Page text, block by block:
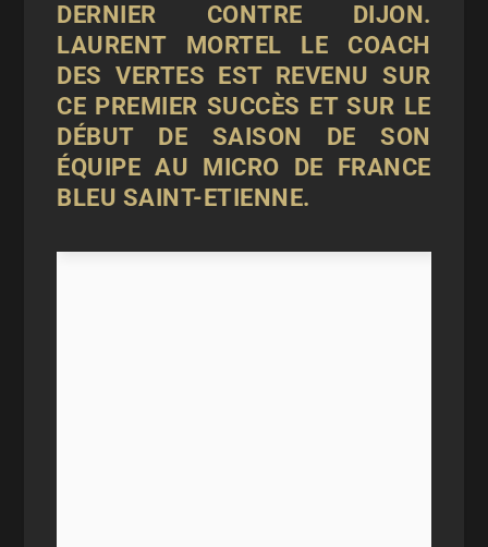
DERNIER CONTRE DIJON.
LAURENT MORTEL LE COACH
DES VERTES EST REVENU SUR
CE PREMIER SUCCÈS ET SUR LE
DÉBUT DE SAISON DE SON
ÉQUIPE AU MICRO DE FRANCE
BLEU SAINT-ETIENNE.